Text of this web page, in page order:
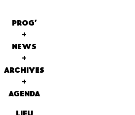
PROG'
+
NEWS
+
ARCHIVES
+
AGENDA